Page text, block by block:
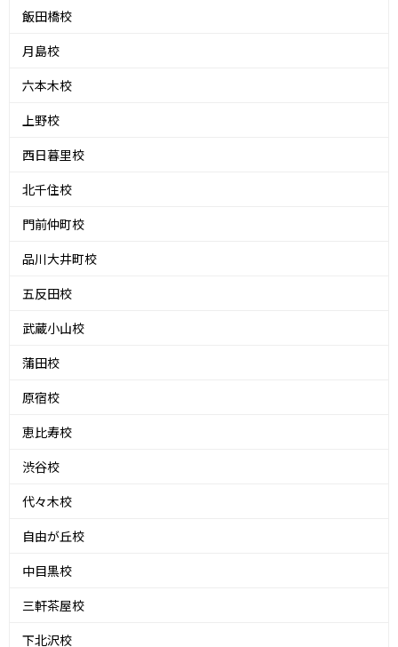
飯田橋校
月島校
六本木校
上野校
西日暮里校
北千住校
門前仲町校
品川大井町校
五反田校
武蔵小山校
蒲田校
原宿校
恵比寿校
渋谷校
代々木校
自由が丘校
中目黒校
三軒茶屋校
下北沢校